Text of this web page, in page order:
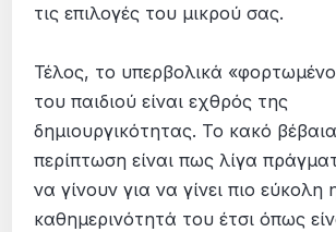
τις επιλογές του μικρού σας.
Τέλος, το υπερβολικά
του παιδιού είναι εχθρός της
δημιουργικότητας. Το κακό
περίπτωση είναι πως λίγα
να γίνουν για να γίνει πιο εύκολη
καθημερινότητά του έτσι όπως